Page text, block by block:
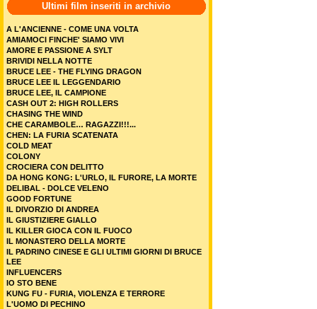
Ultimi film inseriti in archivio
A L'ANCIENNE - COME UNA VOLTA
AMIAMOCI FINCHE' SIAMO VIVI
AMORE E PASSIONE A SYLT
BRIVIDI NELLA NOTTE
BRUCE LEE - THE FLYING DRAGON
BRUCE LEE IL LEGGENDARIO
BRUCE LEE, IL CAMPIONE
CASH OUT 2: HIGH ROLLERS
CHASING THE WIND
CHE CARAMBOLE… RAGAZZI!!!...
CHEN: LA FURIA SCATENATA
COLD MEAT
COLONY
CROCIERA CON DELITTO
DA HONG KONG: L'URLO, IL FURORE, LA MORTE
DELIBAL - DOLCE VELENO
GOOD FORTUNE
IL DIVORZIO DI ANDREA
IL GIUSTIZIERE GIALLO
IL KILLER GIOCA CON IL FUOCO
IL MONASTERO DELLA MORTE
IL PADRINO CINESE E GLI ULTIMI GIORNI DI BRUCE
LEE
INFLUENCERS
IO STO BENE
KUNG FU - FURIA, VIOLENZA E TERRORE
L'UOMO DI PECHINO